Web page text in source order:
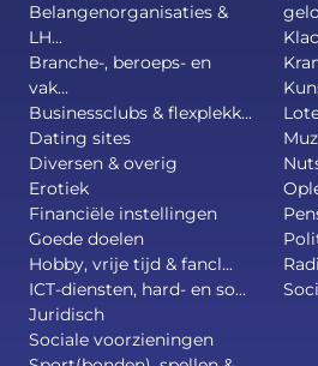
Belangenorganisaties &
LH...
Branche-, beroeps- en
vak...
Businessclubs & flexplekk...
Dating sites
Diversen & overig
Erotiek
Financiële instellingen
Goede doelen
Hobby, vrije tijd & fancl...
ICT-diensten, hard- en so...
Juridisch
Sociale voorzieningen